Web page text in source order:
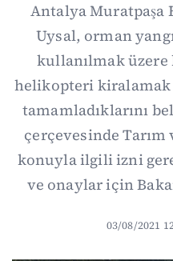
Antalya Muratpaşa
Uysal, orman
kullanılmak üzere
helikopteri
tamamladıklarını
çerçevesinde Tarım
konuyla ilgili izni
ve onaylar için
03/08/2021